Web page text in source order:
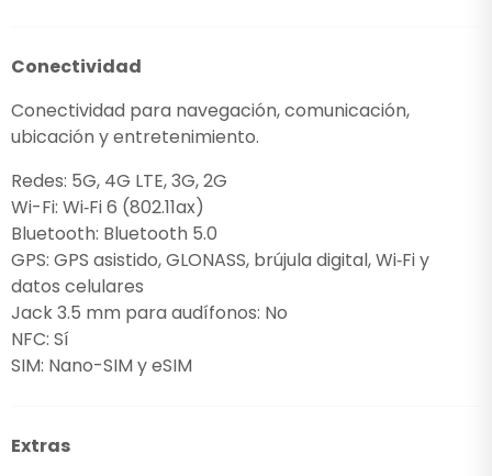
Conectividad
Conectividad para navegación, comunicación,
ubicación y entretenimiento.
Redes: 5G, 4G LTE, 3G, 2G
Wi-Fi: Wi‑Fi 6 (802.11ax)
Bluetooth: Bluetooth 5.0
GPS: GPS asistido, GLONASS, brújula digital, Wi‑Fi y
datos celulares
Jack 3.5 mm para audífonos: No
NFC: Sí
SIM: Nano-SIM y eSIM
Extras